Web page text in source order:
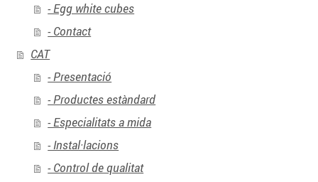
- Egg white cubes
- Contact
CAT
- Presentació
- Productes estàndard
- Especialitats a mida
- Instal·lacions
- Control de qualitat